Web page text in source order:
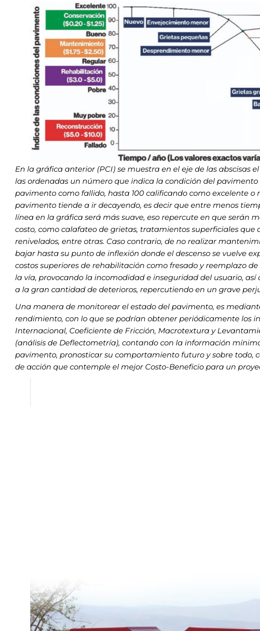
En la gráfica anterior (PCI) se muestra en el eje de las abscisas
las ordenadas un número que indica la condición del
pavimento como fallido, hasta 100 calificando como excelente
pavimento tiende a ir decayendo, es decir que entre menos
línea en la gráfica será más suave, eso repercute en que serán
costo, como calafateo de grietas, tratamientos superficiales que
renivelados, entre otras. Caso contrario, de no realizar
bajar hasta su punto de inflexión donde el descenso se vuelve
costos superiores de rehabilitación como fresado y reemplazo
la vía, provocando la incomodidad e inseguridad del usuario,
a la gran cantidad de deterioros, repercutiendo en un grave
Una manera de monitorear el estado del pavimento, es
rendimiento, con lo que se podrían obtener periódicamente los
Internacional, Coeficiente de Fricción, Macrotextura y
(análisis de Deflectometría), contando con la información
pavimento, pronosticar su comportamiento futuro y sobre
de acción que contemple el mejor Costo-Beneficio para un